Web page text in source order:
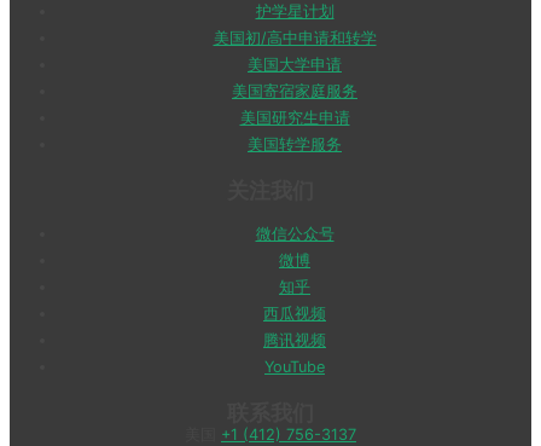
护学星计划
美国初/高中申请和转学
美国大学申请
美国寄宿家庭服务
美国研究生申请
美国转学服务
微信公众号
微博
知乎
西瓜视频
腾讯视频
YouTube
+1 (412) 756-3137